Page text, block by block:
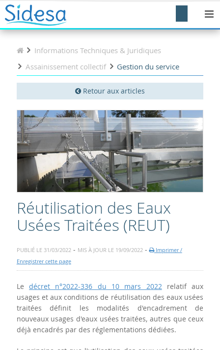
Informations Techniques & Juridiques
Assainissement collectif
Gestion du service
Retour aux articles
Réutilisation des Eaux
Usées Traitées (REUT)
PUBLIÉ LE 31/03/2022- MIS À JOUR LE 19/09/2022-
Imprimer /
Enregistrer cette page
Ledécret n°2022-336 du 10 mars 2022relatif aux
usages et aux conditions de réutilisation des eaux usées
traitées définit les modalités d'encadrement de
nouveaux usages d'eaux usées traitées, autres que ceux
déjà encadrés par des réglementations dédiées.